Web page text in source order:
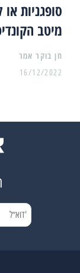
סופגניות
מיטב
16/12/2022